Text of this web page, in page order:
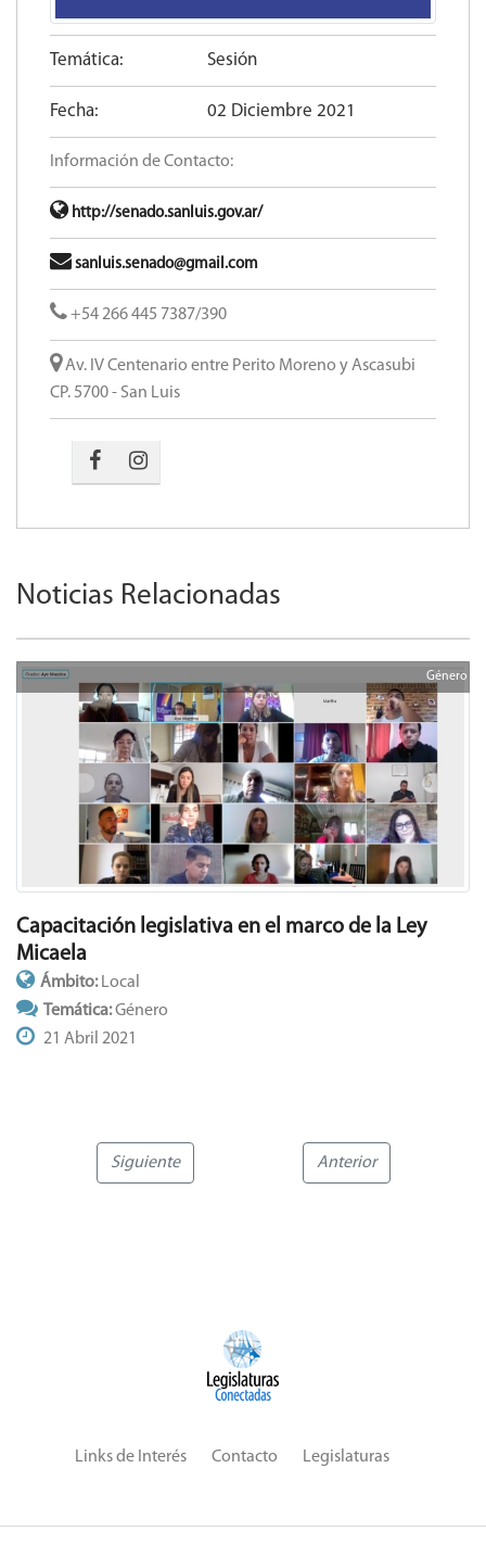
Temática: Sesión
Fecha: 02 Diciembre 2021
Información de Contacto:
http://senado.sanluis.gov.ar/
sanluis.senado@gmail.com
+54 266 445 7387/390
Av. IV Centenario entre Perito Moreno y Ascasubi
CP. 5700 - San Luis
Noticias Relacionadas
Género
Capacitación legislativa en el marco de la Ley
Micaela
Ámbito:Local
Temática:Género
21 Abril 2021
Siguiente Anterior
Links de Interés Contacto Legislaturas